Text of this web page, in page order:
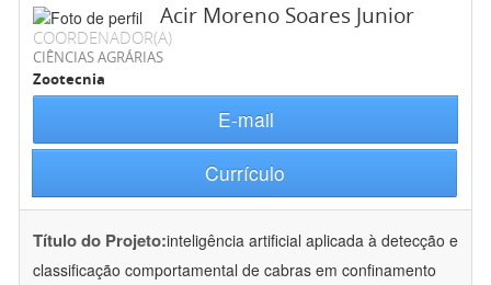
Acir Moreno Soares Junior
COORDENADOR(A)
CIÊNCIAS AGRÁRIAS
Zootecnia
E-mail
Currículo
Título do Projeto:inteligência artificial aplicada à detecção e
classificação comportamental de cabras em confinamento